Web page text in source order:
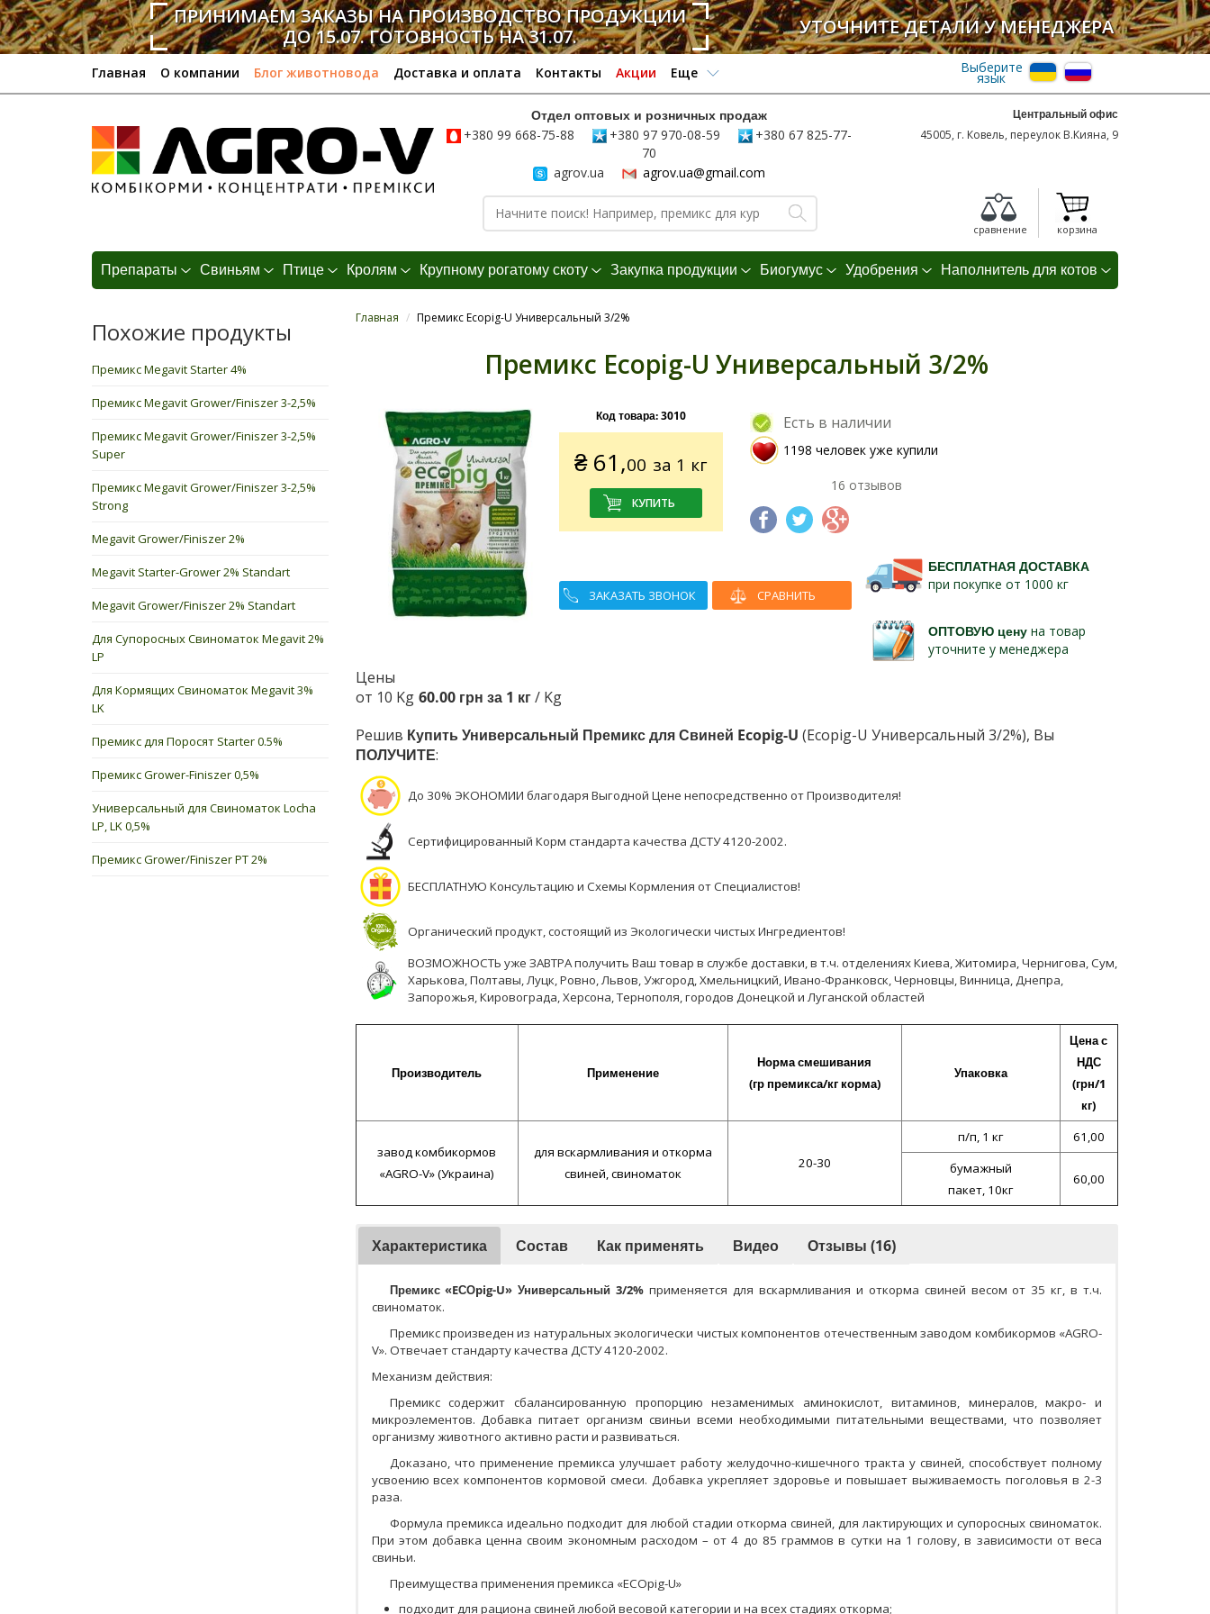
ПРИНИМАЕМ ЗАКАЗЫ НА ПРОИЗВОДСТВО ПРОДУКЦИИ
ДО 15.07. ГОТОВНОСТЬ НА 31.07.
УТОЧНИТЕ ДЕТАЛИ У МЕНЕДЖЕРА
Главная О компании Блог животновода Доставка и оплата Контакты Акции Еще Выберите
язык
Отдел оптовых и розничных продаж
+380 99 668-75-88
+380 97 970-08-59
+380 67 825-77-
70
agrov.ua
agrov.ua@gmail.com
Центральный офис
45005, г. Ковель, переулок В.Кияна, 9
сравнение корзина
Препараты Свиньям Птице Кролям Крупному рогатому скоту Закупка продукции Биогумус Удобрения Наполнитель для котов
Похожие продукты
Премикс Megavit Starter 4%
Премикс Megavit Grower/Finiszer 3-2,5%
Премикс Megavit Grower/Finiszer 3-2,5%
Super
Премикс Megavit Grower/Finiszer 3-2,5%
Strong
Megavit Grower/Finiszer 2%
Megavit Starter-Grower 2% Standart
Megavit Grower/Finiszer 2% Standart
Для Супоросных Свиноматок Megavit 2%
LP
Для Кормящих Свиноматок Megavit 3%
LK
Премикс для Поросят Starter 0.5%
Премикс Grower-Finiszer 0,5%
Универсальный для Свиноматок Locha
LP, LK 0,5%
Премикс Grower/Finiszer PT 2%
Главная / Премикс Ecopig-U Универсальный 3/2%
Премикс Ecopig-U Универсальный 3/2%
Код товара:3010
₴ 61,00 за 1 кг
Есть в наличии
1198 человек уже купили
16 отзывов
ЗАКАЗАТЬ ЗВОНОК СРАВНИТЬ
БЕСПЛАТНАЯ ДОСТАВКА
при покупке от 1000 кг
ОПТОВУЮ цену на товар
уточните у менеджера
Цены
от 10 Kg 60.00 грн за 1 кг/ Kg
Решив Купить Универсальный Премикс для Свиней Ecopig-U (Ecopig-U Универсальный 3/2%), Вы
ПОЛУЧИТЕ:
До 30% ЭКОНОМИИ благодаря Выгодной Цене непосредственно от Производителя!
Сертифицированный Корм стандарта качества ДСТУ 4120-2002.
БЕСПЛАТНУЮ Консультацию и Схемы Кормления от Специалистов!
Органический продукт, состоящий из Экологически чистых Ингредиентов!
ВОЗМОЖНОСТЬ уже ЗАВТРА получить Ваш товар в службе доставки, в т.ч. отделениях Киева, Житомира, Чернигова, Сум,
Харькова, Полтавы, Луцк, Ровно, Львов, Ужгород, Хмельницкий, Ивано-Франковск, Черновцы, Винница, Днепра,
Запорожья, Кировограда, Херсона, Тернополя, городов Донецкой и Луганской областей
Производитель Применение
Норма смешивания
(гр премикса/кг корма)
Упаковка
Цена с
НДС
(грн/1
кг)
завод комбикормов
«AGRO-V» (Украина)
для вскармливания и откорма
свиней, свиноматок
20-30
п/п, 1 кг
61,00
бумажный
пакет, 10кг
60,00
Характеристика Состав Как применять Видео Отзывы (16)
Премикс «EСОpig-U» Универсальный 3/2% применяется для вскармливания и откорма свиней весом от 35 кг, в т.ч.
свиноматок.
Премикс произведен из натуральных экологически чистых компонентов отечественным заводом комбикормов «AGRО-
V». Отвечает стандарту качества ДСТУ 4120-2002.
Механизм действия:
Премикс содержит сбалансированную пропорцию незаменимых аминокислот, витаминов, минералов, макро- и
микроэлементов. Добавка питает организм свиньи всеми необходимыми питательными веществами, что позволяет
организму животного активно расти и развиваться.
Доказано, что применение премикса улучшает работу желудочно-кишечного тракта у свиней, способствует полному
усвоению всех компонентов кормовой смеси. Добавка укрепляет здоровье и повышает выживаемость поголовья в 2-3
раза.
Формула премикса идеально подходит для любой стадии откорма свиней, для лактирующих и супоросных свиноматок.
При этом добавка ценна своим экономным расходом – от 4 до 85 граммов в сутки на 1 голову, в зависимости от веса
свиньи.
Преимущества применения премикса «EСОpig-U»
подходит для рациона свиней любой весовой категории и на всех стадиях откорма;